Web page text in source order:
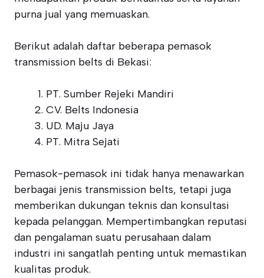
purna jual yang memuaskan.
Berikut adalah daftar beberapa pemasok
transmission belts di Bekasi:
PT. Sumber Rejeki Mandiri
CV. Belts Indonesia
UD. Maju Jaya
PT. Mitra Sejati
Pemasok-pemasok ini tidak hanya menawarkan
berbagai jenis transmission belts, tetapi juga
memberikan dukungan teknis dan konsultasi
kepada pelanggan. Mempertimbangkan reputasi
dan pengalaman suatu perusahaan dalam
industri ini sangatlah penting untuk memastikan
kualitas produk.